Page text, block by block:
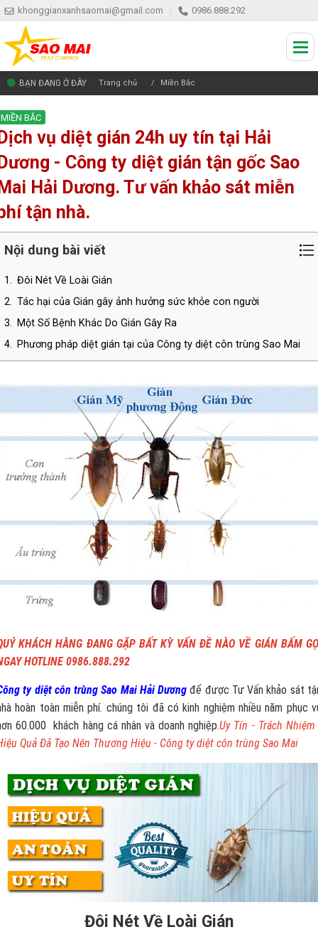
khonggianxanhsaomai@gmail.com 0986.888.292
BẠN ĐANG Ở ĐÂY Trang chủ Miền Bắc
MIỀN BẮC
vụ diệt gián 24h uy tín tại Hải
- Công ty diệt gián tận gốc Sao
Hải Dương. Tư vấn khảo sát miễn
tận nhà.
Nội dung bài viết
1. Đôi Nét Về Loài Gián
2. Tác hại của Gián gây ảnh hưởng sức khỏe con người
3. Một Số Bệnh Khác Do Gián Gây Ra
4. Phương pháp diệt gián tại của Công ty diệt côn trùng Sao Mai
KHÁCH HÀNG ĐANG GẶP BẤT KỲ VẤN ĐỀ NÀO VỀ GIÁN BẤM
HOTLINE 0986.888.292
ty diệt côn trùng Sao Mai Hải Dươngđể được Tư Vấn khảo sát
hoàn toàn miễn phí. chúng tôi đã có kinh nghiệm nhiều năm phục
60.000 khách hàng cá nhân và doanh nghiệp.Uy Tín - Trách Nhiệm
Quả Đã Tạo Nên Thương Hiệu - Công ty diệt côn trùng Sao Mai
Đôi Nét Về Loài Gián